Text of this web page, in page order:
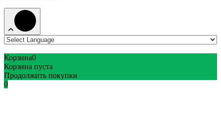
Корзина0
Корзина пуста
Продолжить покупки
0